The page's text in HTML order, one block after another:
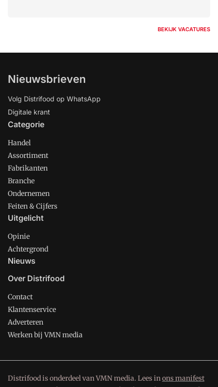
BEKIJK VACATURES
Nieuwsbrieven
Volg Distrifood op WhatsApp
Digitale krant
Categorie
Handel
Assortiment
Fabrikanten
Branche
Ondernemen
Feiten & Cijfers
Uitgelicht
Opinie
Achtergrond
Nieuws
Over Distrifood
Contact
Klantenservice
Adverteren
Werken bij VMN media
Distrifood is onderdeel van VMN media. Lees inons manifest